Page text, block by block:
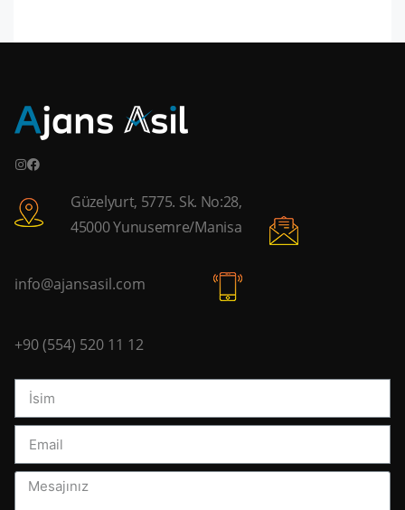
Güzelyurt, 5775. Sk. No:28,
45000 Yunusemre/Manisa
info@ajansasil.com
+90 (554) 520 11 12